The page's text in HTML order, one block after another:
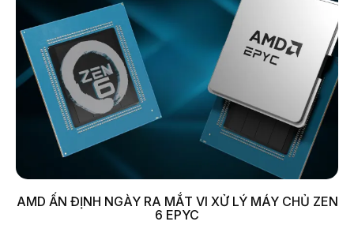
AMD ẤN ĐỊNH NGÀY RA MẮT VI XỬ LÝ MÁY CHỦ ZEN
6 EPYC